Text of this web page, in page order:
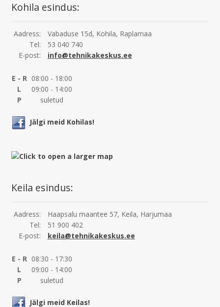
Kohila esindus:
Aadress:
Vabaduse 15d, Kohila, Raplamaa
Tel:
53 040 740
E-post:
info@tehnikakeskus.ee
E - R 08:00 - 18:00
L
09:00 - 14:00
P
suletud
Jälgi meid Kohilas!
Keila esindus:
Aadress:
Haapsalu maantee 57, Keila, Harjumaa
Tel:
51 900 402
E-post:
keila@tehnikakeskus.ee
E - R 08:30 - 17:30
L
09:00 - 14:00
P
suletud
Jälgi meid Keilas!